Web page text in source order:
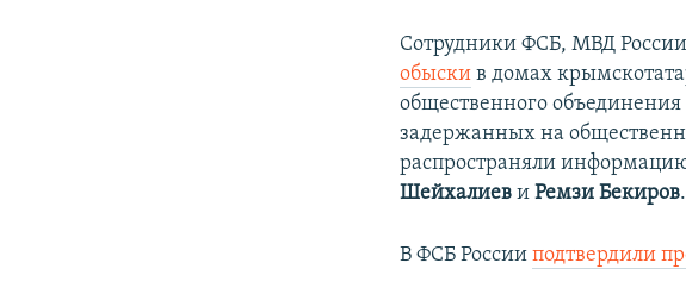
Сотрудники ФСБ, МВД
обыски в домах
общественного
задержанных на
распространяли
Шейхалиев иРемзи Бекиров.
В ФСБ Россииподтвердили